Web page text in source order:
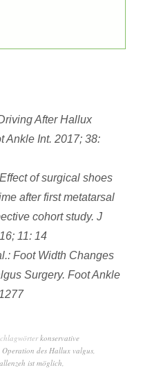
After Hallux
Ankle Int. 2017; 38:
of surgical shoes
after first metatarsal
cohort study. J
11: 14
Foot Width Changes
Surgery. Foot Ankle
konservative
Operation des Hallux valgus
ist möglich